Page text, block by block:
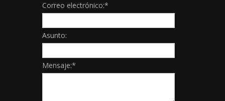
Correo electrónico:*
Asunto:
Mensaje:*